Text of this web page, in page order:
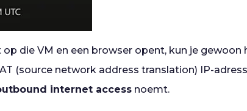
op die VM en een browser opent, kun je
(source network address translation) IP-
internet access noemt.